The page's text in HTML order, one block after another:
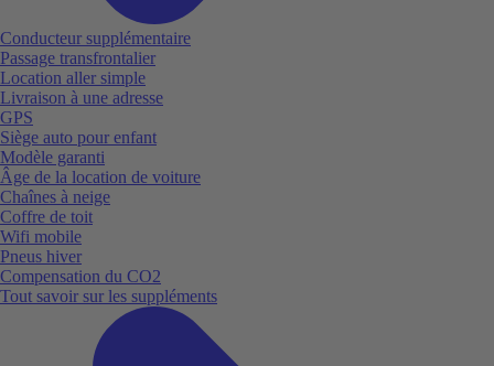
Conducteur supplémentaire
Passage transfrontalier
Location aller simple
Livraison à une adresse
GPS
Siège auto pour enfant
Modèle garanti
Âge de la location de voiture
Chaînes à neige
Coffre de toit
Wifi mobile
Pneus hiver
Compensation du CO2
Tout savoir sur les suppléments